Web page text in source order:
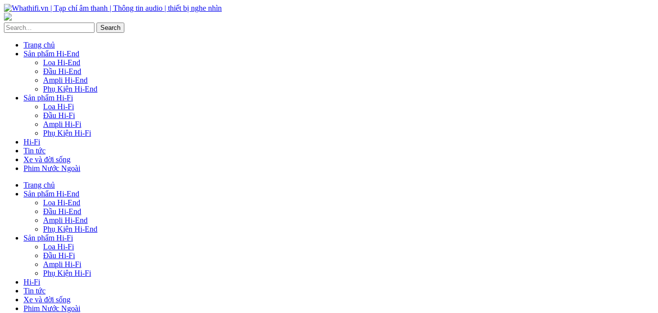
Trang chủ
Sản phẩm Hi-End
Loa Hi-End
Đầu Hi-End
Ampli Hi-End
Phụ Kiện Hi-End
Sản phẩm Hi-Fi
Loa Hi-Fi
Đầu Hi-Fi
Ampli Hi-Fi
Phụ Kiện Hi-Fi
Hi-Fi
Tin tức
Xe và đời sống
Phim Nước Ngoài
Trang chủ
Sản phẩm Hi-End
Loa Hi-End
Đầu Hi-End
Ampli Hi-End
Phụ Kiện Hi-End
Sản phẩm Hi-Fi
Loa Hi-Fi
Đầu Hi-Fi
Ampli Hi-Fi
Phụ Kiện Hi-Fi
Hi-Fi
Tin tức
Xe và đời sống
Phim Nước Ngoài